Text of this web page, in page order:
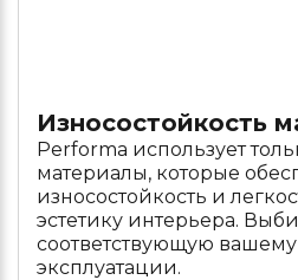
Износостойкость
Performa использует
материалы, которые
износостойкость и
эстетику интерьера.
соответствующую
эксплуатации.